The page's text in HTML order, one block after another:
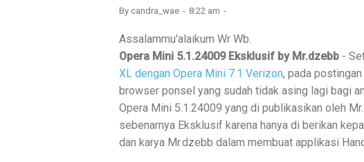
By candra_wae 8:22 am
Assalammu'alaikum Wr Wb.
Opera Mini 5.1.24009 Eksklusif by Mr.dzebb -
XL dengan Opera Mini 7.1 Verizon, pada
browser ponsel yang sudah tidak asing lagi bagi
Opera Mini 5.1.24009 yang di publikasikan oleh
sebenarnya Eksklusif karena hanya di berikan
dan karya Mr.dzebb dalam membuat applikasi